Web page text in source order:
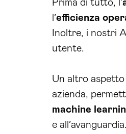
Prima di tutto, l’
l’efficienza
Inoltre, i nostri
utente.
Un altro
azienda,
machine
e all’avanguardia.